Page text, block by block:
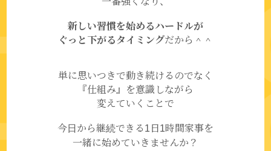
新しい習慣を始めるハードルが
ぐっと下がるタイミングだから＾＾
単に思いつきで動き続けるのでなく
『仕組み』を意識しながら
変えていくことで
今日から継続できる1日1時間家事を
一緒に始めていきませんか？